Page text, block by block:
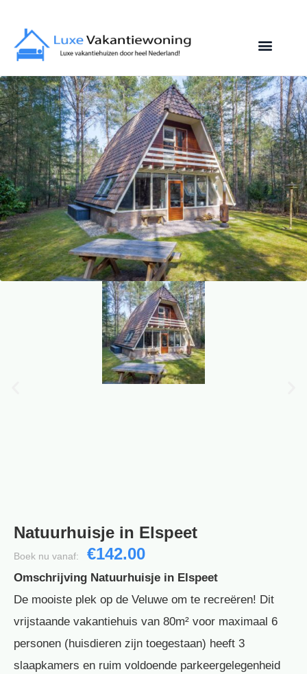
Natuurhuisje in Elspeet
Boek nu vanaf: €142.00
Omschrijving Natuurhuisje in Elspeet
De mooiste plek op de Veluwe om te recreëren! Dit
vrijstaande vakantiehuis van 80m² voor maximaal 6
personen (huisdieren zijn toegestaan) heeft 3
slaapkamers en ruim voldoende parkeergelegenheid